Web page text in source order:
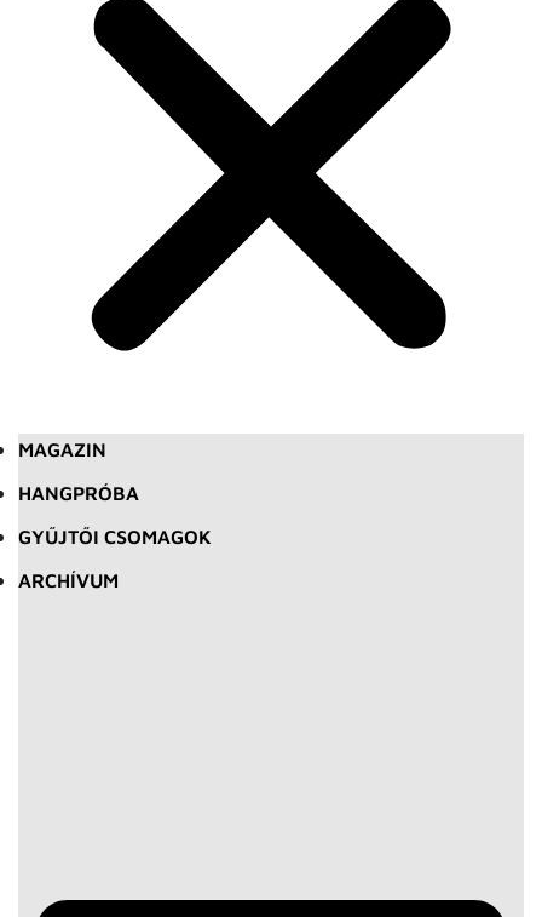
MAGAZIN
HANGPRÓBA
GYŰJTŐI CSOMAGOK
ARCHÍVUM